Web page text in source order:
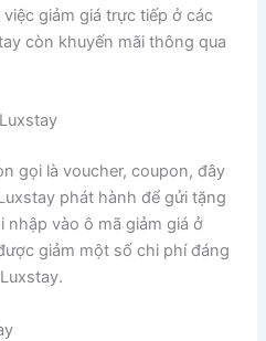
giảm giá trực tiếp ở các
còn khuyến mãi thông qua
gọi là voucher, coupon, đây
phát hành để gửi tặng
nhập vào ô mã giảm giá ở
giảm một số chi phí đáng